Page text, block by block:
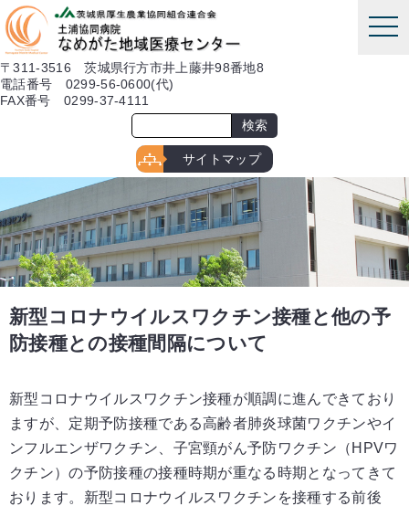
本文へ
〒311-3516 茨城県行方市井上藤井98番地8
電話番号 0299-56-0600(代)
FAX番号 0299-37-4111
サイトマップ
新型コロナウイルスワクチン接種と他の予
防接種との接種間隔について
新型コロナウイルスワクチン接種が順調に進んできており
ますが、定期予防接種である高齢者肺炎球菌ワクチンやイ
ンフルエンザワクチン、子宮頸がん予防ワクチン（HPVワ
クチン）の予防接種の接種時期が重なる時期となってきて
おります。 新型コロナウイルスワクチンを接種する前後